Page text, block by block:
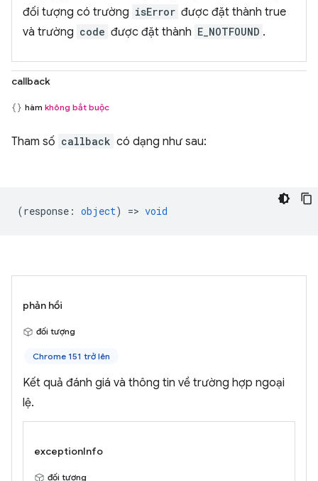
đối tượng có trường isError được đặt thành true
và trường code được đặt thành E_NOTFOUND .
callback
hàm không bắt buộc
Tham số callback có dạng như sau:
(response : object) => void
phản hồi
đối tượng
Chrome 151 trở lên
Kết quả đánh giá và thông tin về trường hợp ngoại
lệ.
exceptionInfo
đối tượng